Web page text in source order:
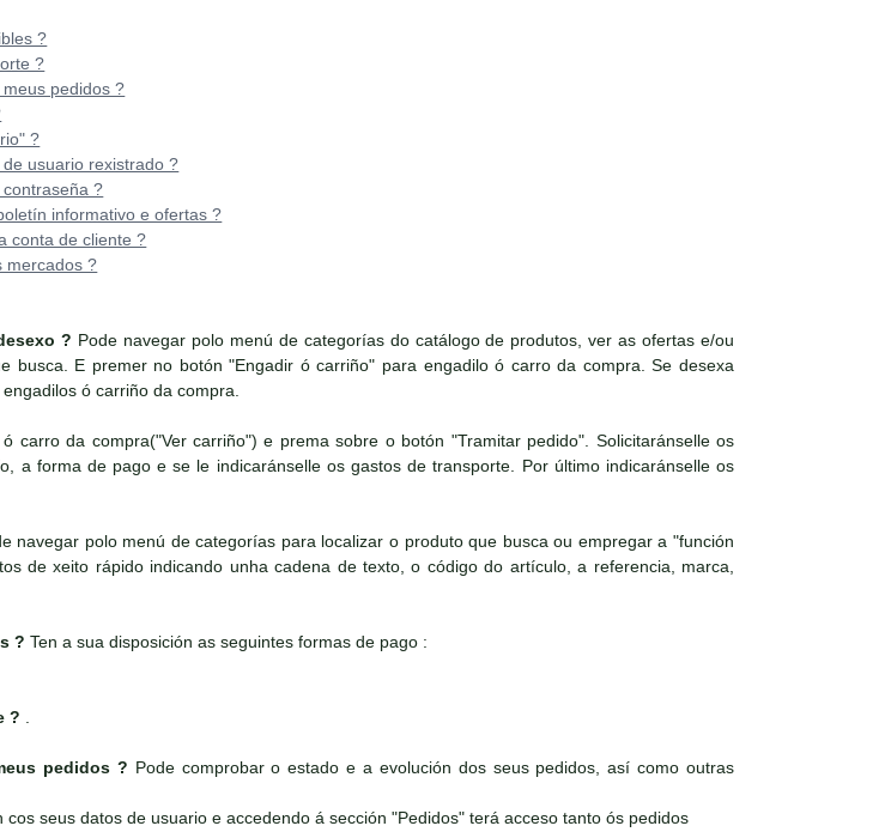
?
?
pedidos ?
?
usuario rexistrado ?
?
informativo e ofertas ?
conta de cliente ?
mercados ?
? Pode navegar polo menú de categorías do catálogo de produtos, ver as ofertas e/ou
busca. E premer no botón "Engadir ó carriño" para engadilo ó carro da compra. Se desexa
ó carriño da compra.
carro da compra("Ver carriño") e prema sobre o botón "Tramitar pedido". Solicitaránselle os
a forma de pago e se le indicaránselle os gastos de transporte. Por último indicaránselle os
navegar polo menú de categorías para localizar o produto que busca ou empregar a "función
de xeito rápido indicando unha cadena de texto, o código do artículo, a referencia, marca,
? Ten a sua disposición as seguintes formas de pago :
?
pedidos ? Pode comprobar o estado e a evolución dos seus pedidos, así como outras
cos seus datos de usuario e accedendo á sección "Pedidos" terá acceso tanto ós pedidos